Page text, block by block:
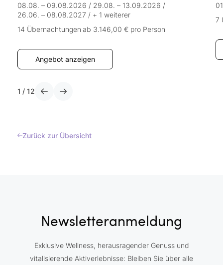
08.08. – 09.08.2026 / 29.08. – 13.09.2026 /
26.06. – 08.08.2027 / + 1 weiterer
14 Übernachtungen ab 3.146,00 € pro Person
Angebot anzeigen
7
1 / 12
Zurück zur Übersicht
Newsletteranmeldung
Exklusive Wellness, herausragender Genuss und
vitalisierende Aktiverlebnisse: Bleiben Sie über alle